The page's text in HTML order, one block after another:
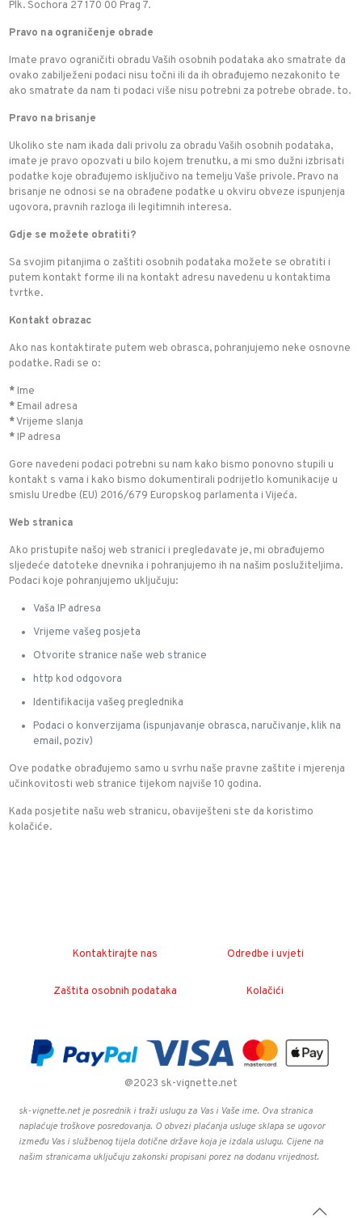
Plk. Sochora 27 170 00 Prag 7.
Pravo na ograničenje obrade
Imate pravo ograničiti obradu Vaših osobnih podataka ako smatrate da
ovako zabilježeni podaci nisu točni ili da ih obrađujemo nezakonito te
ako smatrate da nam ti podaci više nisu potrebni za potrebe obrade. to.
Pravo na brisanje
Ukoliko ste nam ikada dali privolu za obradu Vaših osobnih podataka,
imate je pravo opozvati u bilo kojem trenutku, a mi smo dužni izbrisati
podatke koje obrađujemo isključivo na temelju Vaše privole. Pravo na
brisanje ne odnosi se na obrađene podatke u okviru obveze ispunjenja
ugovora, pravnih razloga ili legitimnih interesa.
Gdje se možete obratiti?
Sa svojim pitanjima o zaštiti osobnih podataka možete se obratiti i
putem kontakt forme ili na kontakt adresu navedenu u kontaktima
tvrtke.
Kontakt obrazac
Ako nas kontaktirate putem web obrasca, pohranjujemo neke osnovne
podatke. Radi se o:
* Ime
* Email adresa
*Vrijeme slanja
* IP adresa
Gore navedeni podaci potrebni su nam kako bismo ponovno stupili u
kontakt s vama i kako bismo dokumentirali podrijetlo komunikacije u
smislu Uredbe (EU) 2016/679 Europskog parlamenta i Vijeća.
Web stranica
Ako pristupite našoj web stranici i pregledavate je, mi obrađujemo
sljedeće datoteke dnevnika i pohranjujemo ih na našim poslužiteljima.
Podaci koje pohranjujemo uključuju:
Vaša IP adresa
Vrijeme vašeg posjeta
Otvorite stranice naše web stranice
http kod odgovora
Identifikacija vašeg preglednika
Podaci o konverzijama (ispunjavanje obrasca, naručivanje, klik na
email, poziv)
Ove podatke obrađujemo samo u svrhu naše pravne zaštite i mjerenja
učinkovitosti web stranice tijekom najviše 10 godina.
Kada posjetite našu web stranicu, obaviješteni ste da koristimo
kolačiće.
Kontaktirajte nas Odredbe i uvjeti
Zaštita osobnih podataka Kolačići
@2023 sk-vignette.net
sk-vignette.net je posrednik i traži uslugu za Vas i Vaše ime. Ova stranica
naplaćuje troškove posredovanja. O obvezi plaćanja usluge sklapa se ugovor
između Vas i službenog tijela dotične države koja je izdala uslugu. Cijene na
našim stranicama uključuju zakonski propisani porez na dodanu vrijednost.